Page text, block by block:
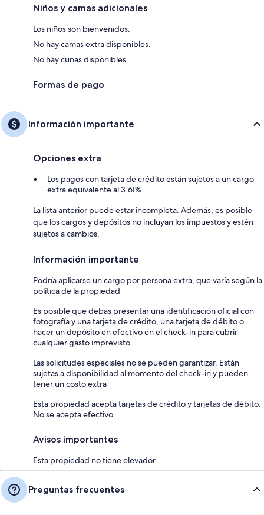
Niños y camas adicionales
Los niños son bienvenidos.
No hay camas extra disponibles.
No hay cunas disponibles.
Formas de pago
Información importante
Opciones extra
Los pagos con tarjeta de crédito están sujetos a un cargo
extra equivalente al 3.61%
La lista anterior puede estar incompleta. Además, es posible
que los cargos y depósitos no incluyan los impuestos y estén
sujetos a cambios.
Información importante
Podría aplicarse un cargo por persona extra, que varía según la
política de la propiedad
Es posible que debas presentar una identificación oficial con
fotografía y una tarjeta de crédito, una tarjeta de débito o
hacer un depósito en efectivo en el check-in para cubrir
cualquier gasto imprevisto
Las solicitudes especiales no se pueden garantizar. Están
sujetas a disponibilidad al momento del check-in y pueden
tener un costo extra
Esta propiedad acepta tarjetas de crédito y tarjetas de débito.
No se acepta efectivo
Avisos importantes
Esta propiedad no tiene elevador
Preguntas frecuentes